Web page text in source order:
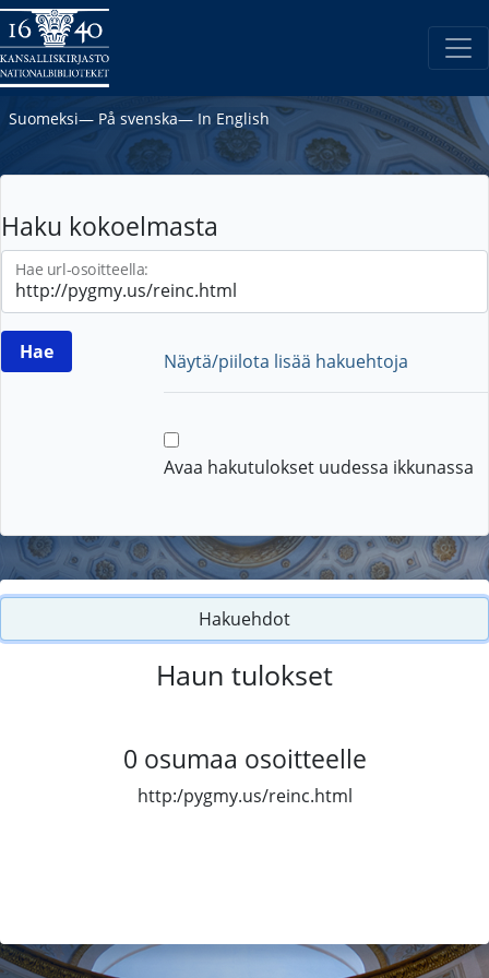
Suomeksi― På svenska― In English
Haku kokoelmasta
Hae url-osoitteella:
Näytä/piilota lisää hakuehtoja
Avaa hakutulokset uudessa ikkunassa
Hakuehdot
Haun tulokset
0 osumaa osoitteelle
http:/pygmy.us/reinc.html